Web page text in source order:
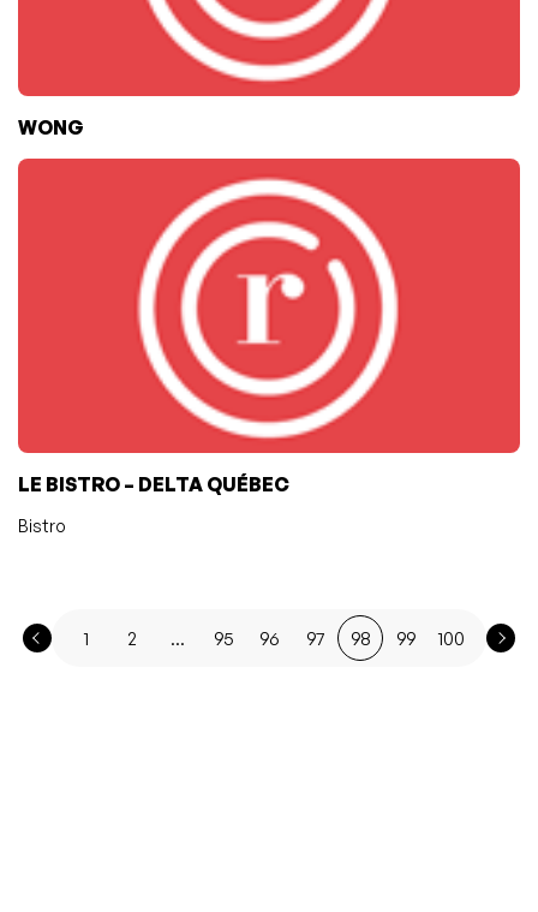
WONG
LE BISTRO – DELTA QUÉBEC
Bistro
1 2 ... 95 96 97 98 99 100